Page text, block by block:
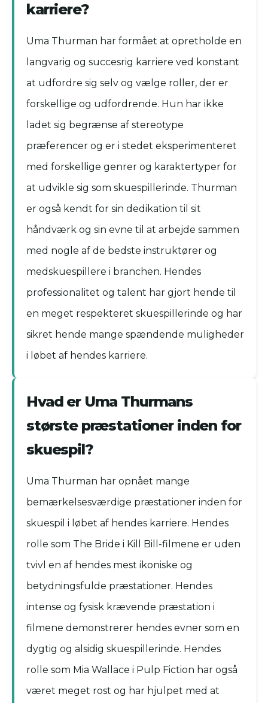
karriere?
Uma Thurman har formået at opretholde en
langvarig og succesrig karriere ved konstant
at udfordre sig selv og vælge roller, der er
forskellige og udfordrende. Hun har ikke
ladet sig begrænse af stereotype
præferencer og er i stedet eksperimenteret
med forskellige genrer og karaktertyper for
at udvikle sig som skuespillerinde. Thurman
er også kendt for sin dedikation til sit
håndværk og sin evne til at arbejde sammen
med nogle af de bedste instruktører og
medskuespillere i branchen. Hendes
professionalitet og talent har gjort hende til
en meget respekteret skuespillerinde og har
sikret hende mange spændende muligheder
i løbet af hendes karriere.
Hvad er Uma Thurmans
største præstationer inden for
skuespil?
Uma Thurman har opnået mange
bemærkelsesværdige præstationer inden for
skuespil i løbet af hendes karriere. Hendes
rolle som The Bride i Kill Bill-filmene er uden
tvivl en af hendes mest ikoniske og
betydningsfulde præstationer. Hendes
intense og fysisk krævende præstation i
filmene demonstrerer hendes evner som en
dygtig og alsidig skuespillerinde. Hendes
rolle som Mia Wallace i Pulp Fiction har også
været meget rost og har hjulpet med at